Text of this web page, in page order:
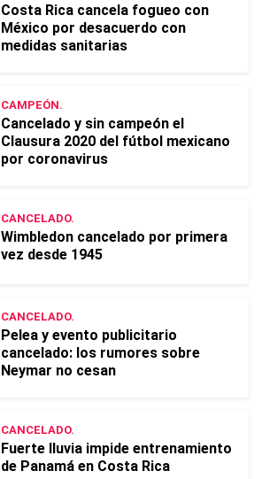
Costa Rica cancela fogueo con
México por desacuerdo con
medidas sanitarias
CAMPEÓN.
Cancelado y sin campeón el
Clausura 2020 del fútbol mexicano
por coronavirus
CANCELADO.
Wimbledon cancelado por primera
vez desde 1945
CANCELADO.
Pelea y evento publicitario
cancelado: los rumores sobre
Neymar no cesan
CANCELADO.
Fuerte lluvia impide entrenamiento
de Panamá en Costa Rica